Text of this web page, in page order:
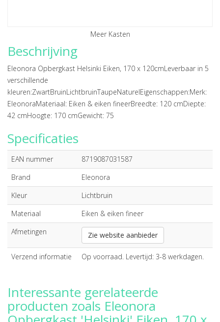
Meer Kasten
Beschrijving
Eleonora Opbergkast Helsinki Eiken, 170 x 120cmLeverbaar in 5
verschillende
kleuren:ZwartBruinLichtbruinTaupeNaturelEigenschappen:Merk:
EleonoraMateriaal: Eiken & eiken fineerBreedte: 120 cmDiepte:
42 cmHoogte: 170 cmGewicht: 75
Specificaties
EAN nummer
8719087031587
Brand
Eleonora
Kleur
Lichtbruin
Materiaal
Eiken & eiken fineer
Afmetingen
Zie website aanbieder
Verzend informatie Op voorraad. Levertijd: 3-8 werkdagen.
Interessante gerelateerde
producten zoals Eleonora